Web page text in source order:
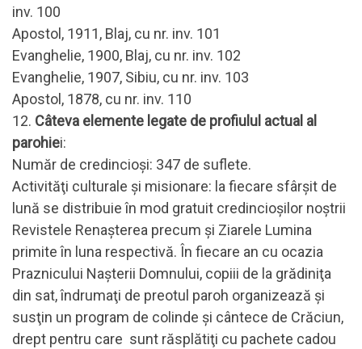
inv. 100
Apostol, 1911, Blaj, cu nr. inv. 101
Evanghelie, 1900, Blaj, cu nr. inv. 102
Evanghelie, 1907, Sibiu, cu nr. inv. 103
Apostol, 1878, cu nr. inv. 110
12. Câteva elemente legate de profiulul actual al
parohiei:
Număr de credincioşi: 347 de suflete.
Activităţi culturale şi misionare: la fiecare sfârşit de
lună se distribuie în mod gratuit credincioşilor noştrii
Revistele Renaşterea precum şi Ziarele Lumina
primite în luna respectivă. În fiecare an cu ocazia
Praznicului Naşterii Domnului, copiii de la grădiniţa
din sat, îndrumaţi de preotul paroh organizează şi
susţin un program de colinde şi cântece de Crăciun,
drept pentru care sunt răsplătiţi cu pachete cadou